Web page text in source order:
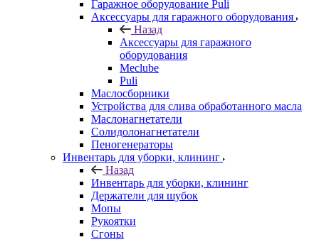
Гаражное оборудование Puli
Аксессуары для гаражного оборудования
Назад
Аксессуары для гаражного
оборудования
Meclube
Puli
Маслосборники
Устройства для слива обработанного масла
Маслонагнетатели
Солидолонагнетатели
Пеногенераторы
Инвентарь для уборки, клининг
Назад
Инвентарь для уборки, клининг
Держатели для шубок
Мопы
Рукоятки
Сгоны